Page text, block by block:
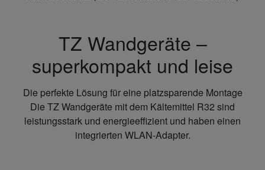
TZ Wandgeräte –
superkompakt und leise
Die perfekte Lösung für eine platzsparende Montage
Die TZ Wandgeräte mit dem Kältemittel R32 sind
leistungsstark und energieeffizient und haben einen
integrierten WLAN-Adapter.